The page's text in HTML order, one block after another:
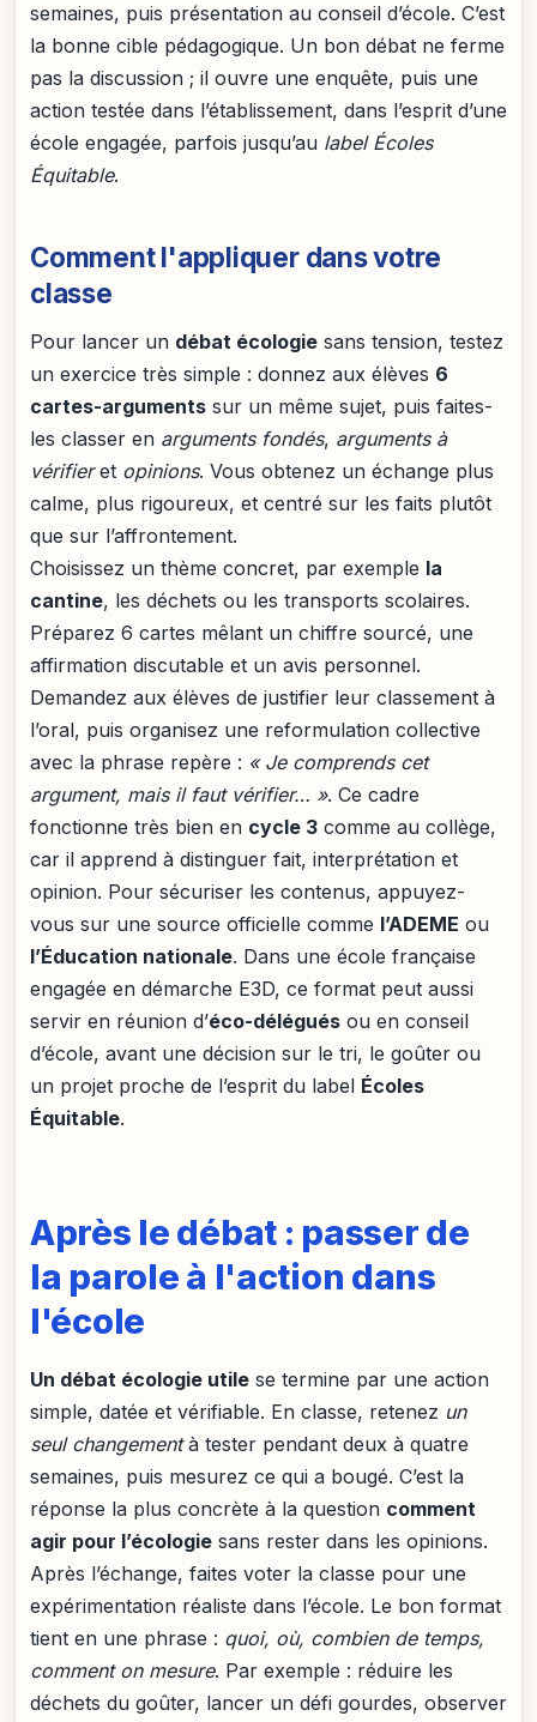
semaines, puis présentation au conseil d’école. C’est
la bonne cible pédagogique. Un bon débat ne ferme
pas la discussion ; il ouvre une enquête, puis une
action testée dans l’établissement, dans l’esprit d’une
école engagée, parfois jusqu’au label Écoles
Équitable.
Comment l'appliquer dans votre
classe
Pour lancer un débat écologie sans tension, testez
un exercice très simple : donnez aux élèves 6
cartes-arguments sur un même sujet, puis faites-
les classer en arguments fondés, arguments à
vérifieret opinions. Vous obtenez un échange plus
calme, plus rigoureux, et centré sur les faits plutôt
que sur l’affrontement.
Choisissez un thème concret, par exemple la
cantine, les déchets ou les transports scolaires.
Préparez 6 cartes mêlant un chiffre sourcé, une
affirmation discutable et un avis personnel.
Demandez aux élèves de justifier leur classement à
l’oral, puis organisez une reformulation collective
avec la phrase repère : « Je comprends cet
argument, mais il faut vérifier… ». Ce cadre
fonctionne très bien en cycle 3 comme au collège,
car il apprend à distinguer fait, interprétation et
opinion. Pour sécuriser les contenus, appuyez-
vous sur une source officielle comme l’ADEME ou
l’Éducation nationale. Dans une école française
engagée en démarche E3D, ce format peut aussi
servir en réunion d’éco-délégués ou en conseil
d’école, avant une décision sur le tri, le goûter ou
un projet proche de l’esprit du label Écoles
Équitable.
Après le débat : passer de
la parole à l'action dans
l'école
Un débat écologie utile se termine par une action
simple, datée et vérifiable. En classe, retenez un
seul changementà tester pendant deux à quatre
semaines, puis mesurez ce qui a bougé. C’est la
réponse la plus concrète à la question comment
agir pour l’écologie sans rester dans les opinions.
Après l’échange, faites voter la classe pour une
expérimentation réaliste dans l’école. Le bon format
tient en une phrase : quoi, où, combien de temps,
comment on mesure. Par exemple : réduire les
déchets du goûter, lancer un défi gourdes, observer